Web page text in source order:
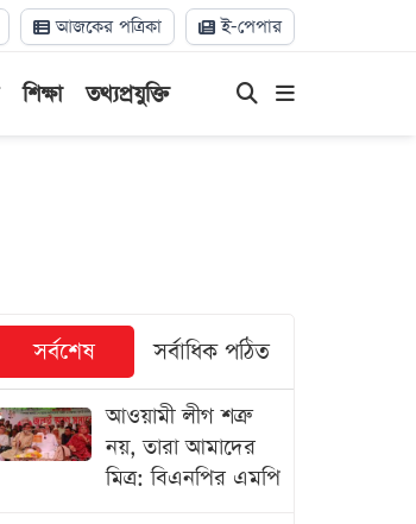
আজকের পত্রিকা ই-পেপার
শিক্ষা তথ্যপ্রযুক্তি
সর্বশেষ সর্বাধিক পঠিত
আওয়ামী লীগ শত্রু
নয়, তারা আমাদের
মিত্র: বিএনপির এমপি